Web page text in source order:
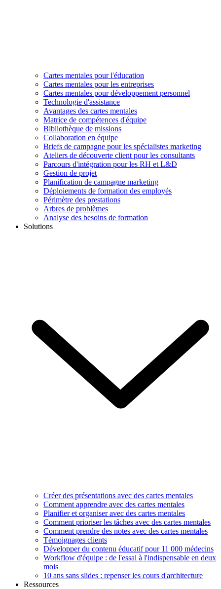
Cartes mentales pour l'éducation
Cartes mentales pour les entreprises
Cartes mentales pour développement personnel
Technologie d'assistance
Avantages des cartes mentales
Matrice de compétences d'équipe
Bibliothèque de missions
Collaboration en équipe
Briefs de campagne pour les spécialistes marketing
Ateliers de découverte client pour les consultants
Parcours d'intégration pour les RH et L&D
Gestion de projet
Planification de campagne marketing
Déploiements de formation des employés
Périmètre des prestations
Arbres de problèmes
Analyse des besoins de formation
Solutions
Créer des présentations avec des cartes mentales
Comment apprendre avec des cartes mentales
Planifier et organiser avec des cartes mentales
Comment prioriser les tâches avec des cartes mentales
Comment prendre des notes avec des cartes mentales
Témoignages clients
Développer du contenu éducatif pour 11 000 médecins
Workflow d'équipe : de l'essai à l'indispensable en deux
mois
10 ans sans slides : repenser les cours d'architecture
Ressources